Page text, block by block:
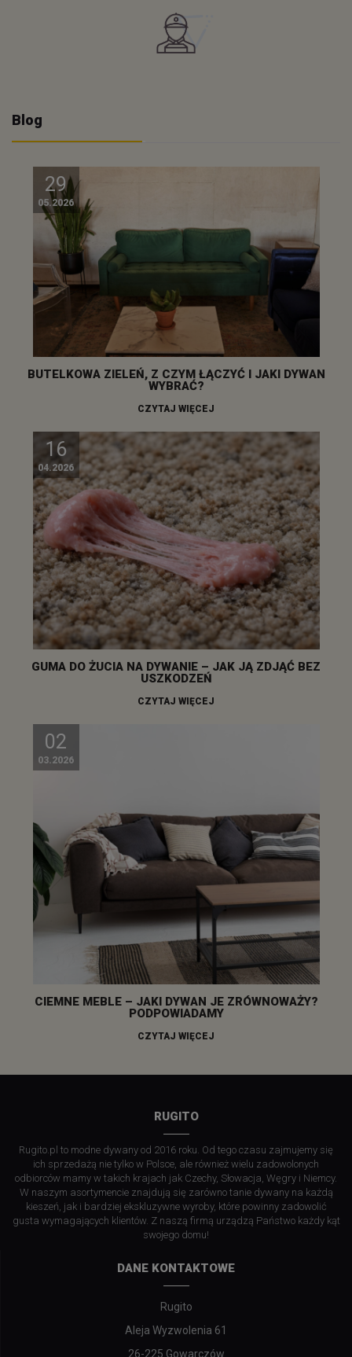
Blog
29
05.2026
BUTELKOWA ZIELEŃ, Z CZYM ŁĄCZYĆ I JAKI DYWAN
WYBRAĆ?
CZYTAJ WIĘCEJ
16
04.2026
GUMA DO ŻUCIA NA DYWANIE – JAK JĄ ZDJĄĆ BEZ
USZKODZEŃ
CZYTAJ WIĘCEJ
02
03.2026
CIEMNE MEBLE – JAKI DYWAN JE ZRÓWNOWAŻY?
PODPOWIADAMY
CZYTAJ WIĘCEJ
RUGITO
Rugito.pl to modne dywany od 2016 roku. Od tego czasu zajmujemy się
ich sprzedażą nie tylko w Polsce, ale również wielu zadowolonych
odbiorców mamy w takich krajach jak Czechy, Słowacja, Węgry i Niemcy.
W naszym asortymencie znajdują się zarówno tanie dywany na każdą
kieszeń, jak i bardziej ekskluzywne wyroby, które powinny zadowolić
gusta wymagających klientów. Z naszą firmą urządzą Państwo każdy kąt
swojego domu!
DANE KONTAKTOWE
Rugito
Aleja Wyzwolenia 61
26-225 Gowarczów